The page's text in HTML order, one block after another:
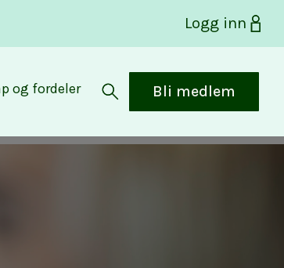
Logg inn
og fordeler
Åpne søk
Bli medlem